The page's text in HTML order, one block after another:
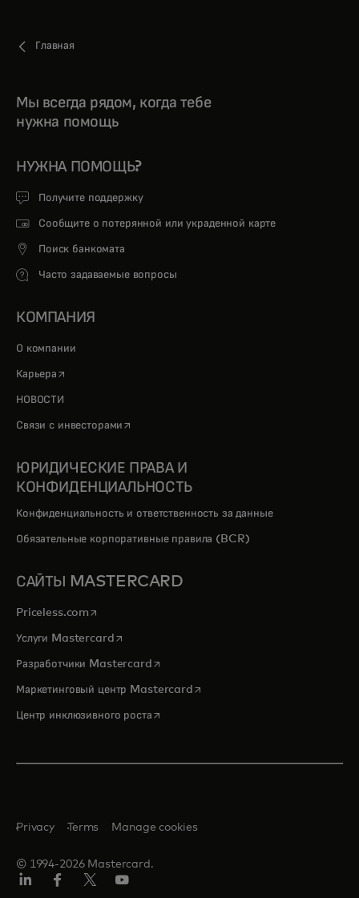
Главная
Мы всегда рядом, когда тебе
нужна помощь
НУЖНА ПОМОЩЬ?
Получите поддержку
Сообщите о потерянной или украденной карте
Поиск банкомата
Часто задаваемые вопросы
КОМПАНИЯ
О компании
Карьера opens in a new tab
НОВОСТИ
Связи с инвесторами opens in a new tab
ЮРИДИЧЕСКИЕ ПРАВА И
КОНФИДЕНЦИАЛЬНОСТЬ
Конфиденциальность и ответственность за данные
Обязательные корпоративные правила (BCR)
САЙТЫ MASTERCARD
Priceless.com opens in a new tab
Услуги Mastercardopens in a new tab
Разработчики Mastercardopens in a new tab
Маркетинговый центр Mastercardopens in a new tab
Центр инклюзивного ростаopens in a new tab
© 1994-2026 Mastercard.
Privacy Terms Manage cookies